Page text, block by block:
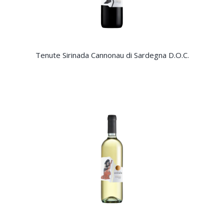
Tenute Sirinada Cannonau di Sardegna D.O.C.